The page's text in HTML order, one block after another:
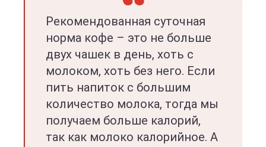
Рекомендованная суточная
норма кофе – это не больше
двух чашек в день, хоть с
молоком, хоть без него. Если
пить напиток с большим
количество молока, тогда мы
получаем больше калорий,
так как молоко калорийное. А